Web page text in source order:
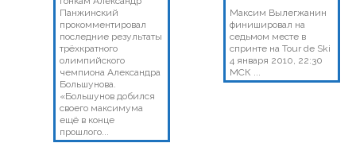
Панжинский
прокомментировал
последние результаты
трёхкратного
олимпийского
чемпиона Александра
Большунова.
«Большунов добился
своего максимума
ещё в конце
прошлого...
Максим Вылегжанин
финишировал на
седьмом месте в
спринте на Tour de Ski
4 января 2010, 22:30
МСК ...